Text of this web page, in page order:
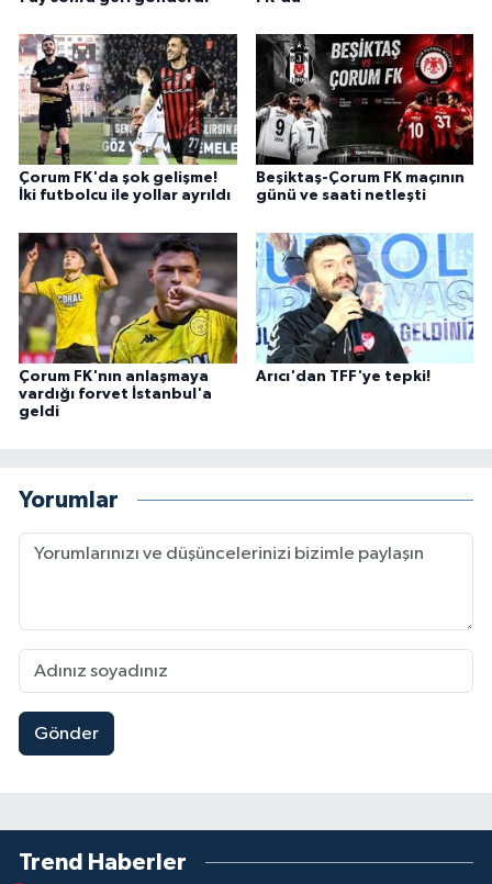
Çorum FK'da şok gelişme!
İki futbolcu ile yollar ayrıldı
Beşiktaş-Çorum FK maçının
günü ve saati netleşti
Çorum FK'nın anlaşmaya
vardığı forvet İstanbul'a
geldi
Arıcı'dan TFF'ye tepki!
Yorumlar
Gönder
Trend Haberler